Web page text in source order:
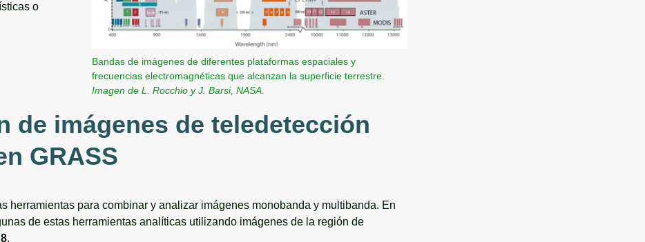
o
Bandas de imágenes de diferentes plataformas espaciales y
frecuencias electromagnéticas que alcanzan la superficie terrestre.
Imagen de L. Rocchio y J. Barsi, NASA.
de imágenes de teledetección
GRASS
herramientas para combinar y analizar imágenes monobanda y multibanda. En
de estas herramientas analíticas utilizando imágenes de la región de
.